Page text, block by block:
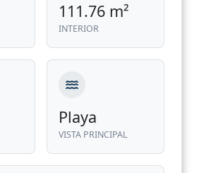
111.76 m²
INTERIOR
Playa
VISTA PRINCIPAL